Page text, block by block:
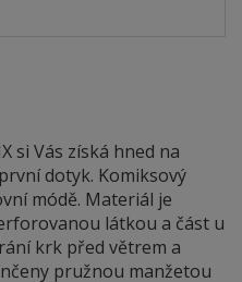
si Vás získá hned na
dotyk. Komiksový
módě. Materiál je
látkou a část u
krk před větrem a
pružnou manžetou